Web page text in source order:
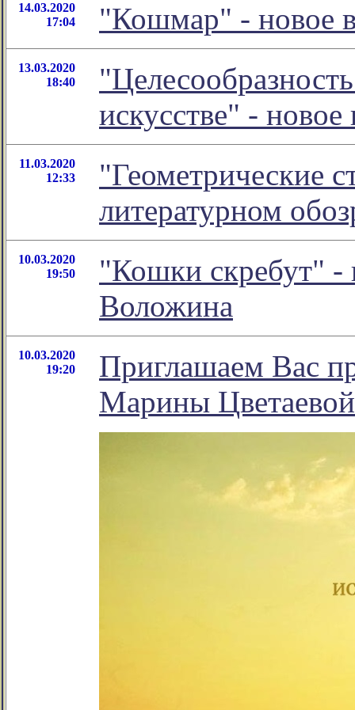
14.03.2020
17:04
"Кошмар" - новое
13.03.2020
18:40
искусстве" -
11.03.2020
12:33
"Геометрические
литературном
10.03.2020
19:50
"Кошки скребут" -
Воложина
10.03.2020
19:20
Приглашаем Вас
Марины Цветаевой